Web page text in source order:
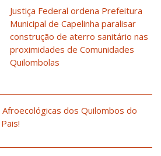
Justiça Federal ordena Prefeitura
Municipal de Capelinha paralisar
construção de aterro sanitário nas
proximidades de Comunidades
Quilombolas
dos Quilombos do